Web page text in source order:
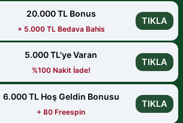
20.000 TL Bonus
+ 5.000 TL Bedava Bahis
TIKLA
5.000 TL'ye Varan
%100 Nakit İade!
TIKLA
6.000 TL Hoş Geldin Bonusu
+ 80 Freespin
TIKLA